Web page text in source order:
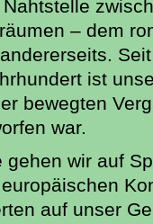
– dem
ist
bewegten
war.
gehen wir auf
auf unser